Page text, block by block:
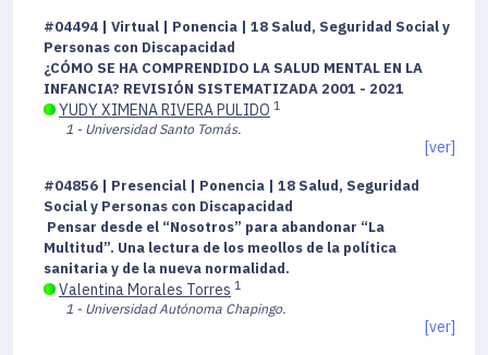
#04494 | Virtual | Ponencia | 18 Salud, Seguridad Social y
Personas con Discapacidad
¿CÓMO SE HA COMPRENDIDO LA SALUD MENTAL EN LA
INFANCIA? REVISIÓN SISTEMATIZADA 2001 - 2021
YUDY XIMENA RIVERA PULIDO 1
1 - Universidad Santo Tomás.
[ver]
#04856 | Presencial | Ponencia | 18 Salud, Seguridad
Social y Personas con Discapacidad
Pensar desde el “Nosotros” para abandonar “La
Multitud”. Una lectura de los meollos de la política
sanitaria y de la nueva normalidad.
Valentina Morales Torres 1
1 - Universidad Autónoma Chapingo.
[ver]